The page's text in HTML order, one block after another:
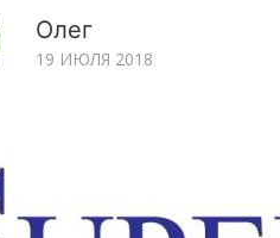
Олег
19 ИЮЛЯ 2018